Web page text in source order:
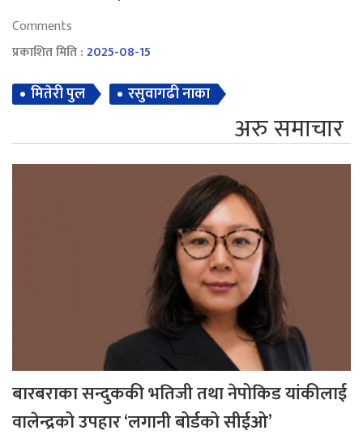
Comments
प्रकाशित मिति :2025-08-15
मितेरी पुल रसुवागढी नाका
अरु समाचार
बारबराका सन्दुककी भतिजी तथा नेपोकिड यांकीलाई
वालेन्द्रको उपहार ‘लगानी बोर्डको सीईओ’